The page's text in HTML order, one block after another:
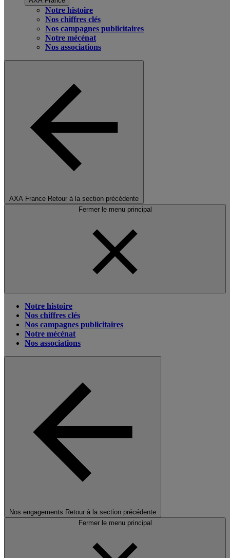
Notre histoire
Nos chiffres clés
Nos campagnes publicitaires
Notre mécénat
Nos associations
AXA France Retour à la section précédente
Fermer le menu principal
Notre histoire
Nos chiffres clés
Nos campagnes publicitaires
Notre mécénat
Nos associations
Nos engagements Retour à la section précédente
Fermer le menu principal